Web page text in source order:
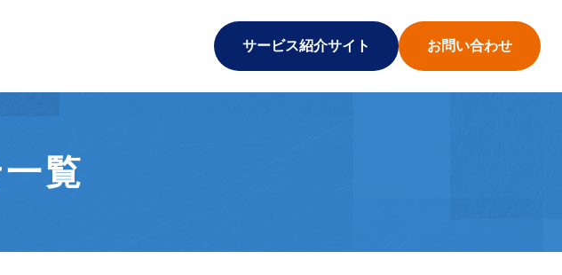
サービス紹介サイト お問い合わせ
覧